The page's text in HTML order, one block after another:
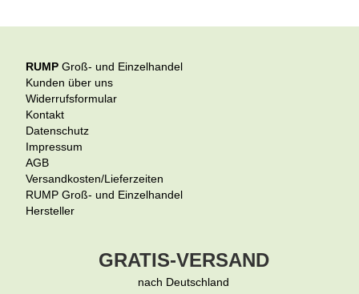
RUMP Groß- und Einzelhandel
Kunden über uns
Widerrufsformular
Kontakt
Datenschutz
Impressum
AGB
Versandkosten/Lieferzeiten
RUMP Groß- und Einzelhandel
Hersteller
GRATIS-VERSAND
nach Deutschland